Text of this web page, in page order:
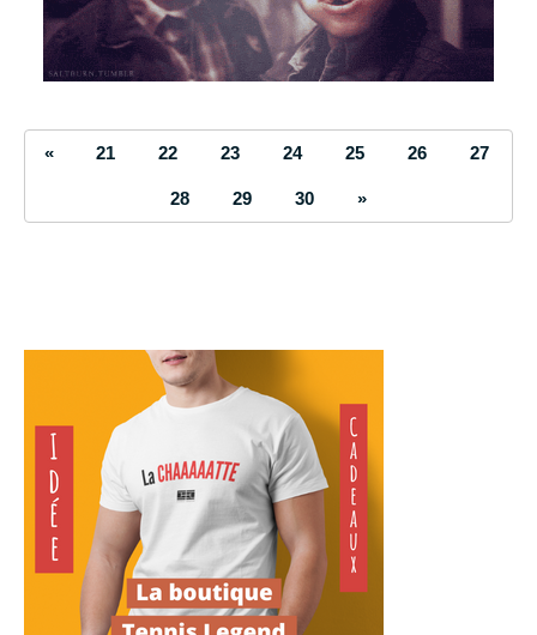
« 21 22 23 24 25 26 27
28 29 30 »